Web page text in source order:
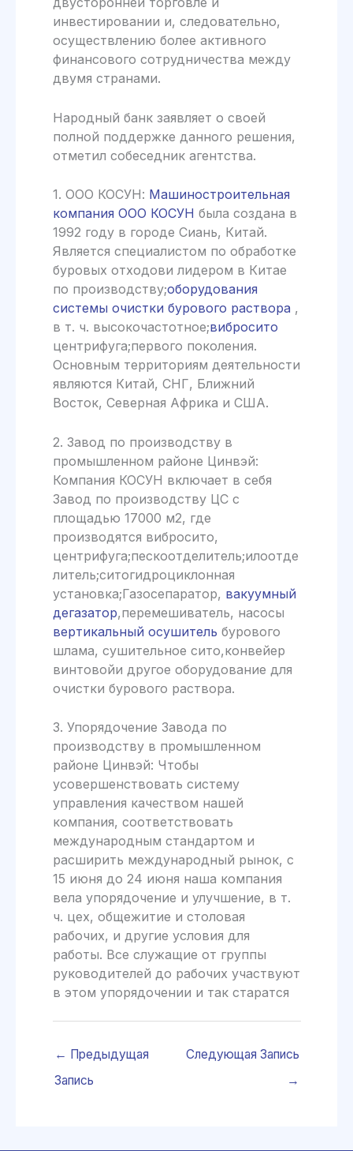
инвестировании и, следовательно,
осуществлению более активного
финансового сотрудничества между
двумя странами.
Народный банк заявляет о своей
полной поддержке данного решения,
отметил собеседник агентства.
1. ООО КОСУН: Машиностроительная
компания ООО КОСУН была создана в
1992 году в городе Сиань, Китай.
Является специалистом по обработке
буровых отходови лидером в Китае
по производству;оборудования
системы очистки бурового раствора ,
в т. ч. высокочастотное;вибросито
центрифуга;первого поколения.
Основным территориям деятельности
являются Китай, СНГ, Ближний
Восток, Северная Африка и США.
2. Завод по производству в
промышленном районе Цинвэй:
Компания КОСУН включает в себя
Завод по производству ЦС с
площадью 17000 м2, где
производятся вибросито,
центрифуга;пескоотделитель;илоотде
литель;ситогидроциклонная
установка;Газосепаратор, вакуумный
дегазатор,перемешиватель, насосы
вертикальный осушитель бурового
шлама, сушительное сито,конвейер
винтовойи другое оборудование для
очистки бурового раствора.
3. Упорядочение Завода по
производству в промышленном
районе Цинвэй: Чтобы
усовершенствовать систему
управления качеством нашей
компания, соответствовать
международным стандартом и
расширить международный рынок, с
15 июня до 24 июня наша компания
вела упорядочение и улучшение, в т.
ч. цех, общежитие и столовая
рабочих, и другие условия для
работы. Все служащие от группы
руководителей до рабочих участвуют
в этом упорядочении и так старатся
← Предыдущая
Запись
Следующая Запись
→